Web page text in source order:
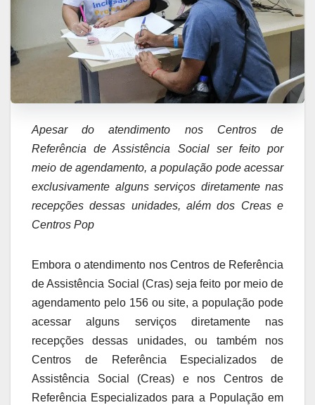
Apesar do atendimento nos Centros de
Referência de Assistência Social ser feito por
meio de agendamento, a população pode acessar
exclusivamente alguns serviços diretamente nas
recepções dessas unidades, além dos Creas e
Centros Pop
Embora o atendimento nos Centros de Referência
de Assistência Social (Cras) seja feito por meio de
agendamento pelo 156 ou site, a população pode
acessar alguns serviços diretamente nas
recepções dessas unidades, ou também nos
Centros de Referência Especializados de
Assistência Social (Creas) e nos Centros de
Referência Especializados para a População em